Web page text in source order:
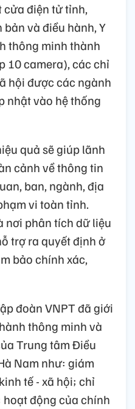
cửa điện tử tỉnh,
và điều hành, Y
thông minh thành
10 camera), các chỉ
hội được các ngành
nhật vào hệ thống
quả sẽ giúp lãnh
cảnh về thông tin
ban, ngành, địa
vi toàn tỉnh.
nơi phân tích dữ liệu
trợ ra quyết định ở
bảo chính xác,
đoàn VNPT đã giới
thông minh và
Trung tâm Điều
Nam như: giám
tế - xã hội; chỉ
động của chính